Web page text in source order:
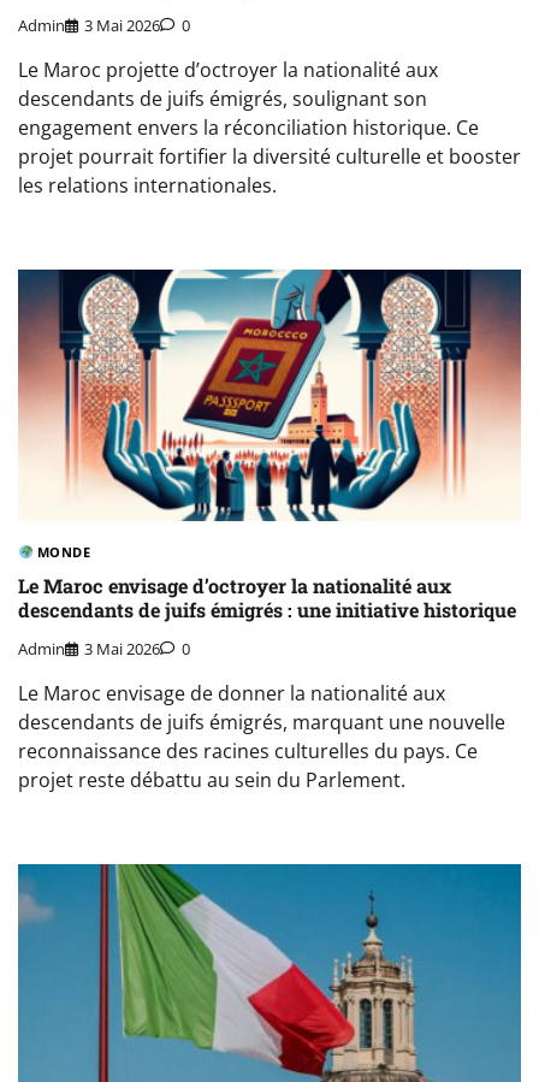
Admin 3 Mai 2026 0
Le Maroc projette d’octroyer la nationalité aux
descendants de juifs émigrés, soulignant son
engagement envers la réconciliation historique. Ce
projet pourrait fortifier la diversité culturelle et booster
les relations internationales.
MONDE
Le Maroc envisage d’octroyer la nationalité aux
descendants de juifs émigrés : une initiative historique
Admin 3 Mai 2026 0
Le Maroc envisage de donner la nationalité aux
descendants de juifs émigrés, marquant une nouvelle
reconnaissance des racines culturelles du pays. Ce
projet reste débattu au sein du Parlement.